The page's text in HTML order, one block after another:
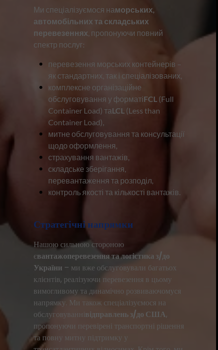
Ми спеціалізуємося наморських,
автомобільних та складських
перевезеннях, пропонуючи повний
спектр послуг:
перевезення морських контейнерів –
як стандартних, так і спеціалізованих,
комплексне організаційне
обслуговування у форматіFCL (Full
Container Load) таLCL (Less than
Container Load),
митне обслуговування та консультації
щодо оформлення,
страхування вантажів,
складське зберігання,
перевантаження та розподіл,
контроль якості та кількості вантажів.
Стратегічні напрямки
Нашою сильною стороною
євантажоперевезення та логістика з/до
України – ми вже обслуговували багатьох
клієнтів, реалізуючи перевезення в цьому
вимогливому та динамічно розвиваючомуся
напрямку. Ми також спеціалізуємося на
обслуговуваннівідправлень з/до США,
пропонуючи перевірені транспортні рішення
та повну митну підтримку у